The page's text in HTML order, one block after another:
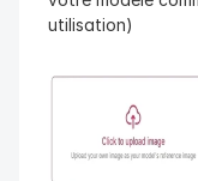
utilisation)